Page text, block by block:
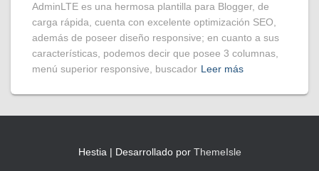
AdminLTE es una hermosa plantilla para Blogger, de
carga rápida, cuenta con excelente optimización SEO,
además de poseer diseño responsive; en cuanto a sus
características, podemos decir que posee 3 columnas,
menú superior responsive, buscador Leer más
Hestia | Desarrollado por ThemeIsle